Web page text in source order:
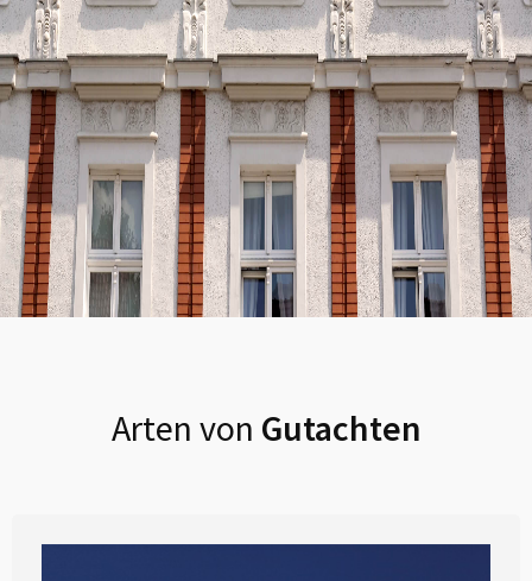
Arten von Gutachten